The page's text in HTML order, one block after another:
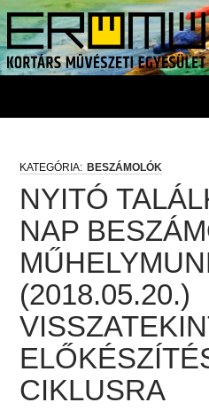
BESZÁMOLÓK
NYITÓ
NAP
(2018.05.20.)
CIKLUSRA